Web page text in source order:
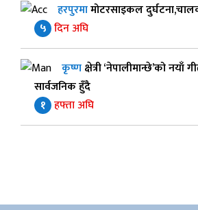
हरपुरमामोटरसाइकल
५ दिन अघि
कृष्णक्षेत्री ‘नेपालीमान्छे’को नयाँ
सार्वजनिक हुँदै
१ हफ्ता अघि